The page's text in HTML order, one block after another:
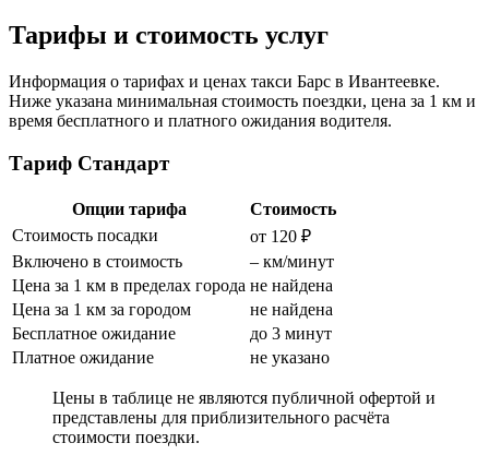
Тарифы и стоимость услуг
Информация о тарифах и ценах такси Барс в Ивантеевке.
Ниже указана минимальная стоимость поездки, цена за 1 км и
время бесплатного и платного ожидания водителя.
Тариф Стандарт
Опции тарифа
Стоимость
Стоимость посадки
от 120 ₽
Включено в стоимость
– км/минут
Цена за 1 км в пределах города не найдена
Цена за 1 км за городом
не найдена
Бесплатное ожидание
до 3 минут
Платное ожидание
не указано
Цены в таблице не являются публичной офертой и
представлены для приблизительного расчёта
стоимости поездки.